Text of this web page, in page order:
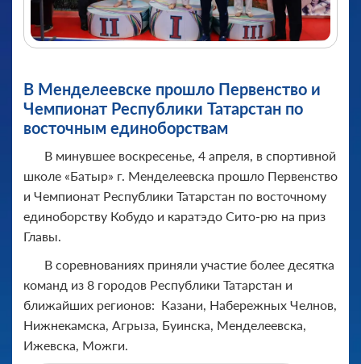
В Менделеевске прошло Первенство и
Чемпионат Республики Татарстан по
восточным единоборствам
В минувшее воскресенье, 4 апреля, в спортивной
школе «Батыр» г. Менделеевска прошло Первенство
и Чемпионат Республики Татарстан по восточному
единоборству Кобудо и каратэдо Сито-рю на приз
Главы.
В соревнованиях приняли участие более десятка
команд из 8 городов Республики Татарстан и
ближайших регионов: Казани, Набережных Челнов,
Нижнекамска, Агрыза, Буинска, Менделеевска,
Ижевска, Можги.